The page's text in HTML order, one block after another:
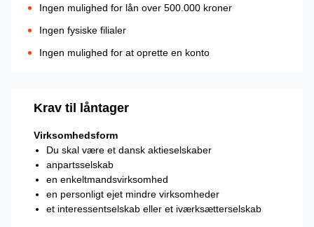
Ingen mulighed for lån over 500.000 kroner
Ingen fysiske filialer
Ingen mulighed for at oprette en konto
Krav til låntager
Virksomhedsform
Du skal være et dansk aktieselskaber
anpartsselskab
en enkeltmandsvirksomhed
en personligt ejet mindre virksomheder
et interessentselskab eller et iværksætterselskab